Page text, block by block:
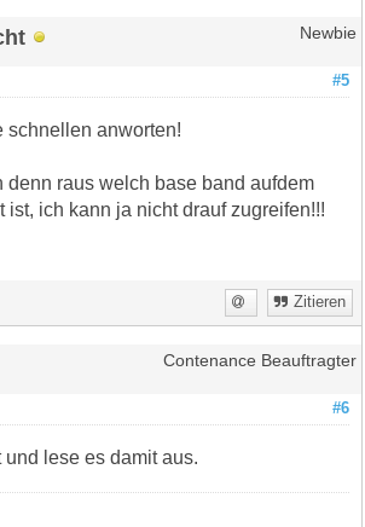
Newbie
#5
schnellen anworten!
denn raus welch base band aufdem
ist, ich kann ja nicht drauf zugreifen!!!
Zitieren
Contenance Beauftragter
#6
und lese es damit aus.